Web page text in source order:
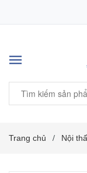
Trang chủ / Nội